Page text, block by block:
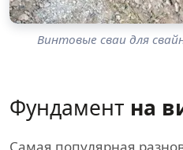
Винтовые сваи для
Фундамент на